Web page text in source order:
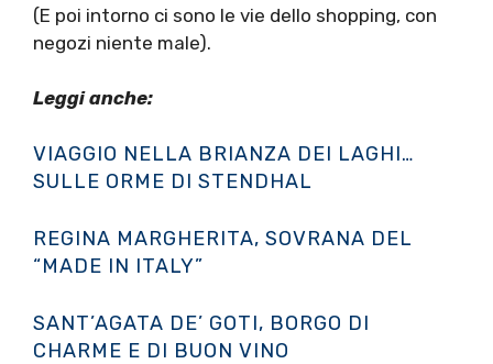
(E poi intorno ci sono le vie dello shopping, con
negozi niente male).
Leggi anche:
VIAGGIO NELLA BRIANZA DEI LAGHI…
SULLE ORME DI STENDHAL
REGINA MARGHERITA, SOVRANA DEL
“MADE IN ITALY”
SANT’AGATA DE’ GOTI, BORGO DI
CHARME E DI BUON VINO